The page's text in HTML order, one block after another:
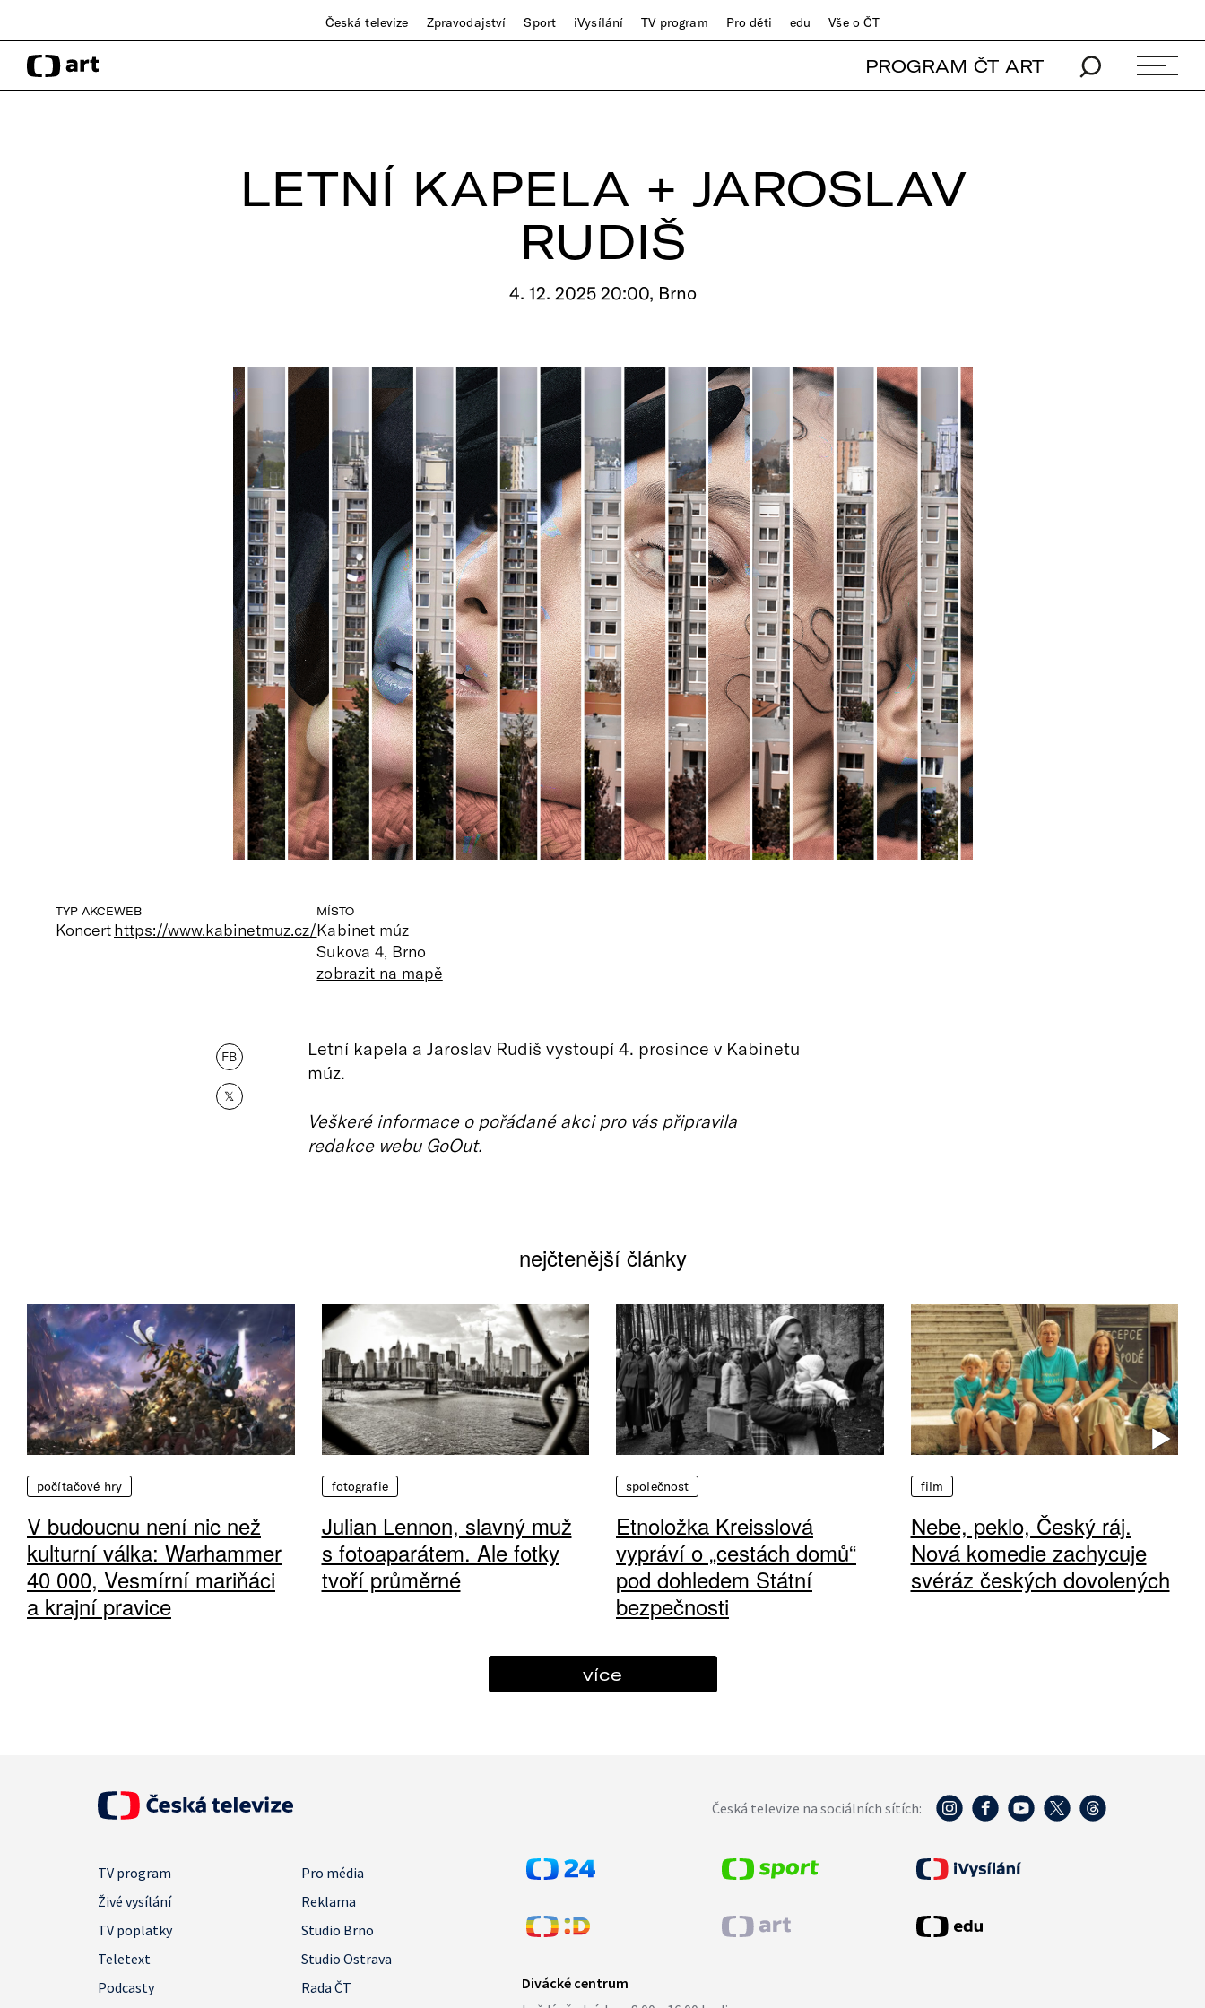
Česká televize Zpravodajství Sport iVysílání TV program Pro děti edu Vše o ČT
PROGRAM ČT ART
LETNÍ KAPELA + JAROSLAV
RUDIŠ
4. 12. 2025 20:00, Brno
TYP AKCE
Koncert
WEB
https://www.kabinetmuz.cz/
MÍSTO
Kabinet múz
Sukova 4, Brno
zobrazit na mapě
FB
𝕏
Letní kapela a Jaroslav Rudiš vystoupí 4. prosince v Kabinetu
múz.
Veškeré informace o pořádané akci pro vás připravila
redakce webu GoOut.
nejčtenější články
počítačové hry
V budoucnu není nic než
kulturní válka: Warhammer
40 000, Vesmírní mariňáci
a krajní pravice
fotografie
Julian Lennon, slavný muž
s fotoaparátem. Ale fotky
tvoří průměrné
společnost
Etnoložka Kreisslová
vypráví o „cestách domů“
pod dohledem Státní
bezpečnosti
film
Nebe, peklo, Český ráj.
Nová komedie zachycuje
svéráz českých dovolených
více
Česká televize na sociálních sítích:
TV program
Pro média
Živé vysílání
Reklama
TV poplatky
Studio Brno
Teletext
Studio Ostrava
Podcasty
Rada ČT